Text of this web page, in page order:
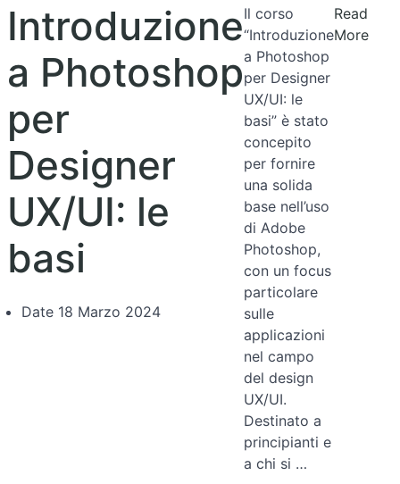
Introduzione
a Photoshop
per
Designer
UX/UI: le
basi
Date 18 Marzo 2024
Il corso
“Introduzione
a Photoshop
per Designer
UX/UI: le
basi” è stato
concepito
per fornire
una solida
base nell’uso
di Adobe
Photoshop,
con un focus
particolare
sulle
applicazioni
nel campo
del design
UX/UI.
Destinato a
principianti e
a chi si …
Read
More